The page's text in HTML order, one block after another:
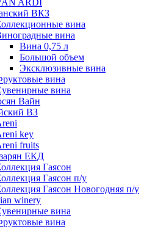
ARDI
ВКЗ
вина
вина
Вина 0,75 л
Большой объем
Эксклюзивные вина
вина
вина
Вайн
ВЗ
key
fruits
ЕКД
Гаясон
Гаясон п/у
Гаясон Новогодняя п/у
winery
вина
вина